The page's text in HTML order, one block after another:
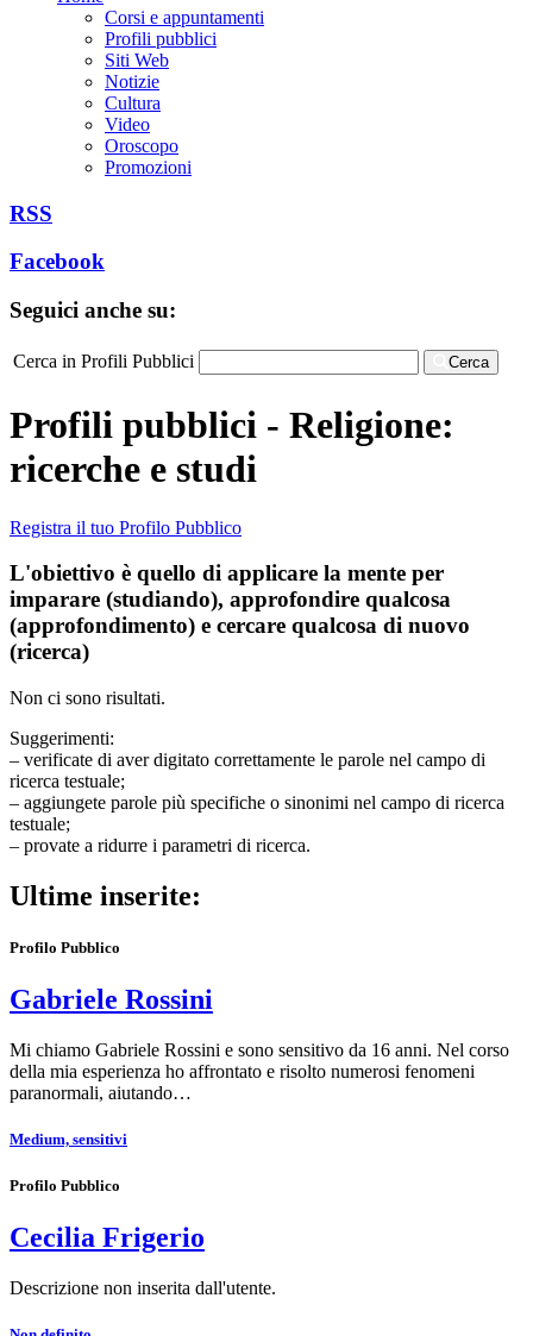
Corsi e appuntamenti
Profili pubblici
Siti Web
Notizie
Cultura
Video
Oroscopo
Promozioni
RSS
Facebook
Seguici anche su:
Cerca in Profili Pubblici Cerca
Profili pubblici - Religione:
ricerche e studi
Registra il tuo Profilo Pubblico
L'obiettivo è quello di applicare la mente per
imparare (studiando), approfondire qualcosa
(approfondimento) e cercare qualcosa di nuovo
(ricerca)
Non ci sono risultati.
Suggerimenti:
– verificate di aver digitato correttamente le parole nel campo di
ricerca testuale;
– aggiungete parole più specifiche o sinonimi nel campo di ricerca
testuale;
– provate a ridurre i parametri di ricerca.
Ultime inserite:
Profilo Pubblico
Gabriele Rossini
Mi chiamo Gabriele Rossini e sono sensitivo da 16 anni. Nel corso
della mia esperienza ho affrontato e risolto numerosi fenomeni
paranormali, aiutando…
Medium, sensitivi
Profilo Pubblico
Cecilia Frigerio
Descrizione non inserita dall'utente.